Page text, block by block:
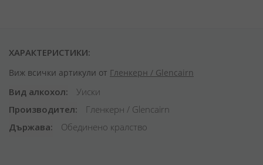
ХАРАКТЕРИСТИКИ:
Виж всички артикули от Гленкерн / Glencairn
Вид алкохол
Уиски
Производител
Гленкерн / Glencairn
Държава
Обединено кралство